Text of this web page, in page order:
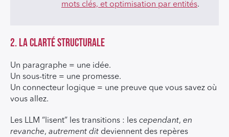
mots clés, et optimisation par entités.
2. La clarté structurale
Un paragraphe = une idée.
Un sous-titre = une promesse.
Un connecteur logique = une preuve que vous savez où
vous allez.
Les LLM “lisent” les transitions : les cependant, en
revanche, autrement dit deviennent des repères